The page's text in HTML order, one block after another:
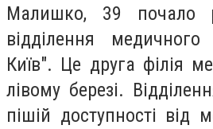
Малишко, 39 почало
відділення
Київ". Це друга філія
лівому березі.
пішій доступності від